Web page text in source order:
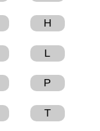
H
L
P
T